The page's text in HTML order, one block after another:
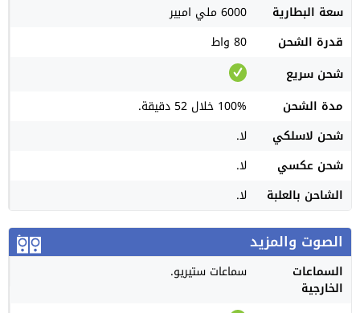
سعة البطارية
6000 ملي امبير
قدرة الشحن
80 واط
شحن سريع
مدة الشحن
100% خلال 52 دقيقة.
شحن لاسلكي
لا.
شحن عكسي
لا.
الشاحن بالعلبة
لا.
الصوت والمزيد
السماعات
الخارجية
سماعات ستيريو.